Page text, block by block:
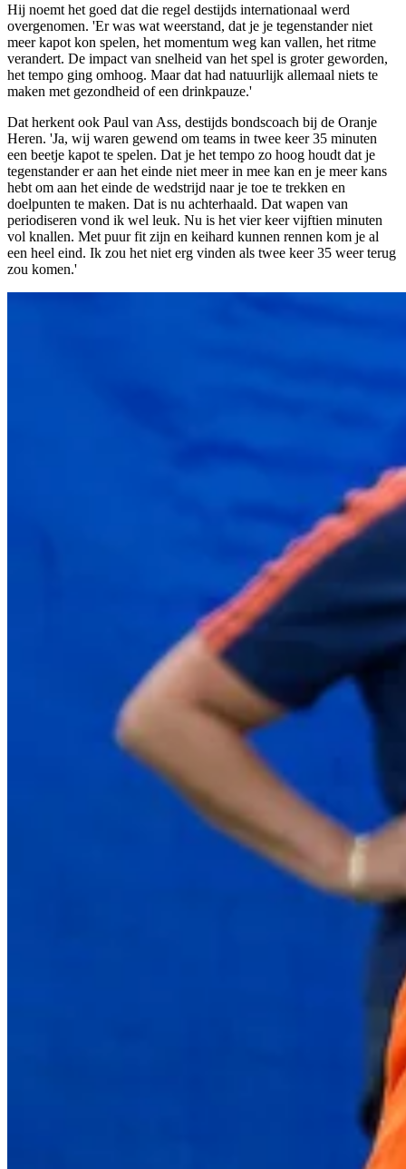
Hij noemt het goed dat die regel destijds internationaal werd
overgenomen. 'Er was wat weerstand, dat je je tegenstander niet
meer kapot kon spelen, het momentum weg kan vallen, het ritme
verandert. De impact van snelheid van het spel is groter geworden,
het tempo ging omhoog. Maar dat had natuurlijk allemaal niets te
maken met gezondheid of een drinkpauze.'
Dat herkent ook Paul van Ass, destijds bondscoach bij de Oranje
Heren. 'Ja, wij waren gewend om teams in twee keer 35 minuten
een beetje kapot te spelen. Dat je het tempo zo hoog houdt dat je
tegenstander er aan het einde niet meer in mee kan en je meer kans
hebt om aan het einde de wedstrijd naar je toe te trekken en
doelpunten te maken. Dat is nu achterhaald. Dat wapen van
periodiseren vond ik wel leuk. Nu is het vier keer vijftien minuten
vol knallen. Met puur fit zijn en keihard kunnen rennen kom je al
een heel eind. Ik zou het niet erg vinden als twee keer 35 weer terug
zou komen.'